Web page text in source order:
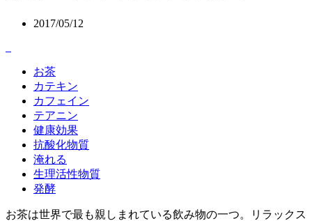
2017/05/12
お茶
カテキン
カフェイン
テアニン
健康効果
抗酸化物質
淹れる
生理活性物質
発酵
お茶は世界で最も親しまれている飲み物の一つ。リラックス